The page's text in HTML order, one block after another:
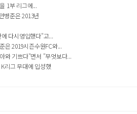
1부 리그에...
병준은 2013년
다시영입했다"고...
은 2019시즌수원FC와...
와 기쁘다"면서 "무엇보다...
리그 무대에 입성했